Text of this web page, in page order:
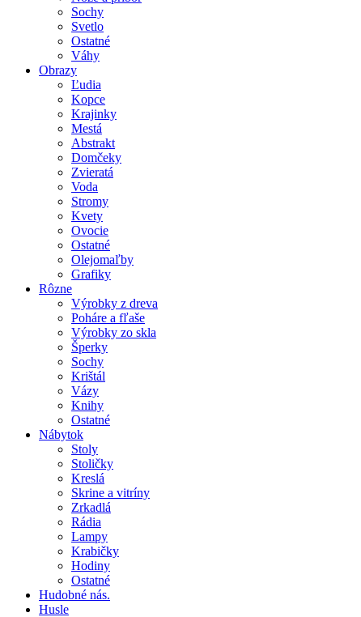
Sochy
Svetlo
Ostatné
Váhy
Obrazy
Ľudia
Kopce
Krajinky
Mestá
Abstrakt
Domčeky
Zvieratá
Voda
Stromy
Kvety
Ovocie
Ostatné
Olejomaľby
Grafiky
Rôzne
Výrobky z dreva
Poháre a fľaše
Výrobky zo skla
Šperky
Sochy
Krištál
Vázy
Knihy
Ostatné
Nábytok
Stoly
Stoličky
Kreslá
Skrine a vitríny
Zrkadlá
Rádia
Lampy
Krabičky
Hodiny
Ostatné
Hudobné nás.
Husle